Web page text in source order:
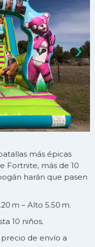
más épicas
Fortnite, más de 10
harán que pasen
m – Alto 5.50 m.
10 niños.
precio de envío a